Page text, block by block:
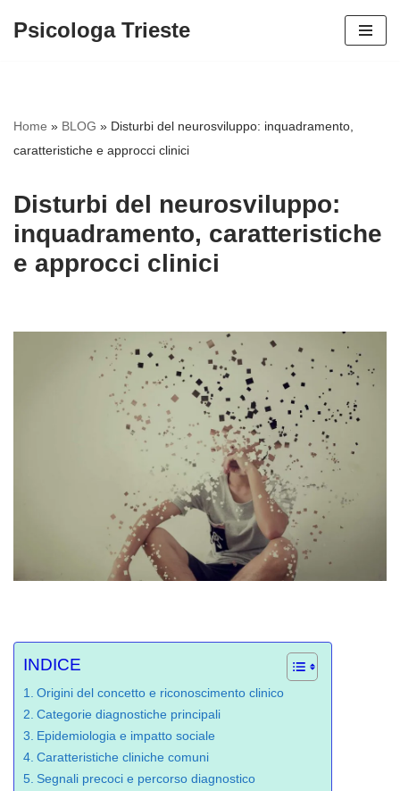
Psicologa Trieste
Home » BLOG » Disturbi del neurosviluppo: inquadramento,
caratteristiche e approcci clinici
Disturbi del neurosviluppo:
inquadramento, caratteristiche
e approcci clinici
INDICE
Origini del concetto e riconoscimento clinico
Categorie diagnostiche principali
Epidemiologia e impatto sociale
Caratteristiche cliniche comuni
Segnali precoci e percorso diagnostico